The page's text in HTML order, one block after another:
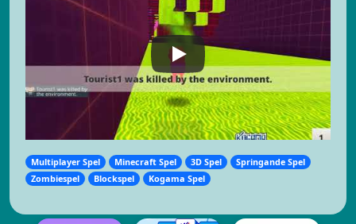
Multiplayer Spel Minecraft Spel 3D Spel
Springande Spel
Zombiespel
Blockspel Kogama Spel